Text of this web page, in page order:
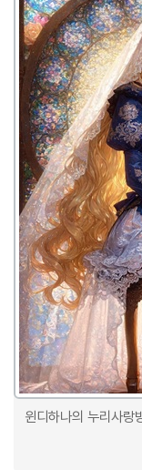
윈디하나의 누리사랑